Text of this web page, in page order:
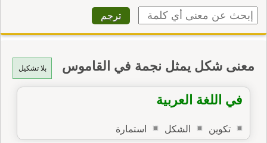
بلا تشكيل معنى شكل يمثل نجمة في القاموس
في اللغة العربية
تكوين الشكل استمارة